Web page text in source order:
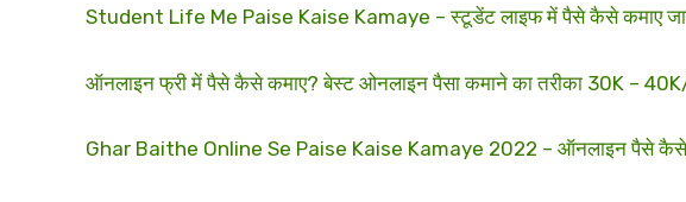
Student Life Me Paise Kaise Kamaye – स्टूडेंट लाइफ में पैसे कैसे कमाए
ऑनलाइन फ्री में पैसे कैसे कमाए? बेस्ट ओनलाइन पैसा कमाने का तरीका 30K –
Ghar Baithe Online Se Paise Kaise Kamaye 2022 – ऑनलाइन पैसे कैसे